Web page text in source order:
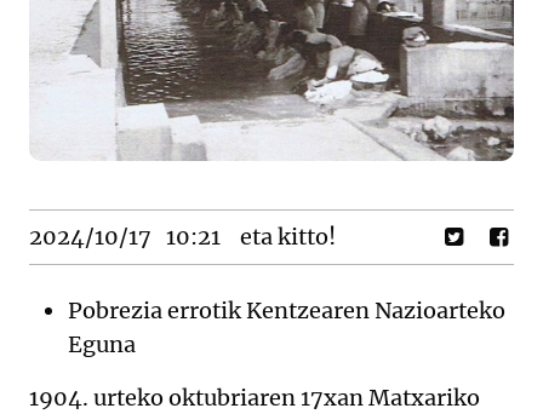
2024/10/17 10:21 eta kitto!
Pobrezia errotik Kentzearen Nazioarteko
Eguna
1904. urteko oktubriaren 17xan Matxariko